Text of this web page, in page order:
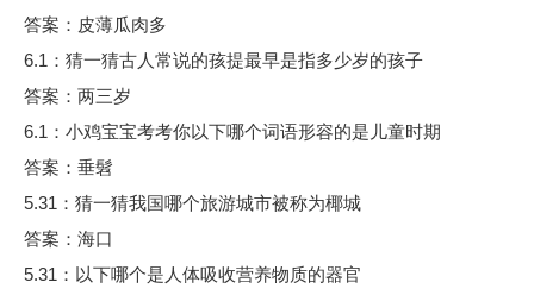
答案：皮薄瓜肉多
6.1：猜一猜古人常说的孩提最早是指多少岁的孩子
答案：两三岁
6.1：小鸡宝宝考考你以下哪个词语形容的是儿童时期
答案：垂髫
5.31：猜一猜我国哪个旅游城市被称为椰城
答案：海口
5.31：以下哪个是人体吸收营养物质的器官